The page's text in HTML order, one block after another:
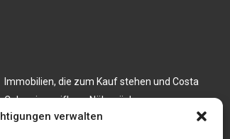
verwalten
Immobilien, die zum Kauf stehen und Costa
Calma in greifbare Nähe rücken
Firma einfach und kostenlos bekannt machen